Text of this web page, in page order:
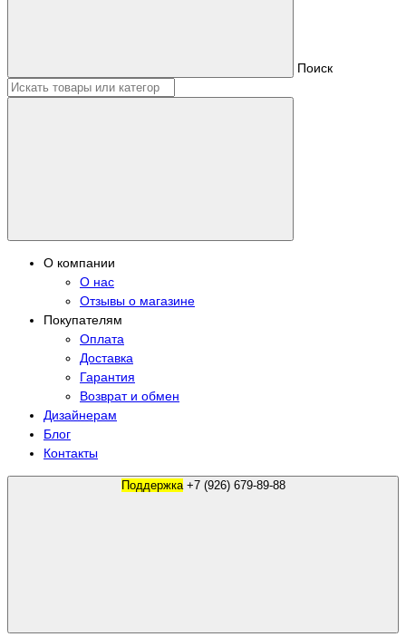
Поиск
О компании
О нас
Отзывы о магазине
Покупателям
Оплата
Доставка
Гарантия
Возврат и обмен
Дизайнерам
Блог
Контакты
Поддержка +7 (926) 679-89-88